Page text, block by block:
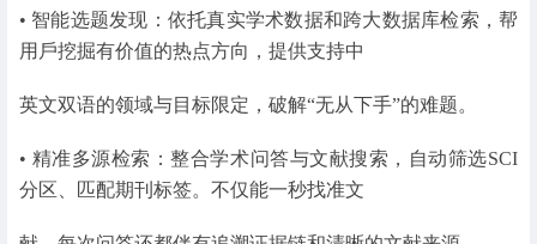
• 智能选题发现：依托真实学术数据和跨大数据库检索，帮
用戶挖掘有价值的热点方向，提供支持中
英文双语的领域与目标限定，破解“无从下手”的难题。
• 精准多源检索：整合学术问答与文献搜索，自动筛选SCI
分区、匹配期刊标签。不仅能一秒找准文